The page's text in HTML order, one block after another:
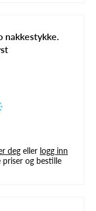
nakkestykke.
deg eller logg inn
priser og bestille